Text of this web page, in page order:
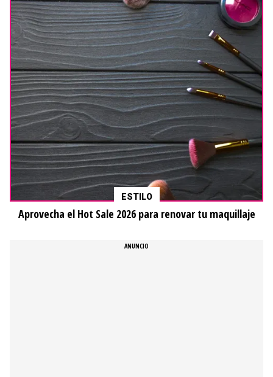
ESTILO
Aprovecha el Hot Sale 2026 para renovar tu maquillaje